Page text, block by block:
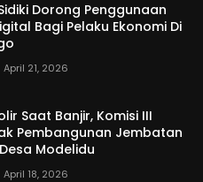
Dorong Penggunaan
Bagi Pelaku Ekonomi Di
April 21, 2026
Saat Banjir, Komisi III
Pembangunan Jembatan
Modelidu
April 18, 2026